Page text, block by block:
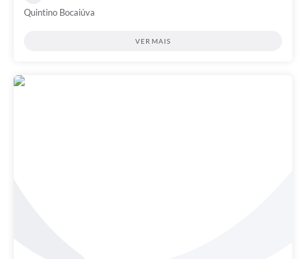
Quintino Bocaiúva
VER MAIS